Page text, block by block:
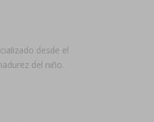
desde el
del niño.